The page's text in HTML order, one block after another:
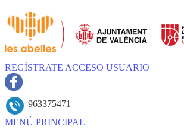
REGÍSTRATE ACCESO USUARIO
963375471
MENÚ PRINCIPAL